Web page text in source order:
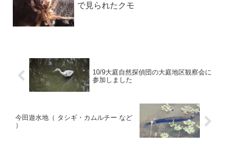
で見られたクモ
10/9大庭自然探偵団の大庭地区観察会に
参加しました
今田遊水地（ タシギ・カムルチー など
）